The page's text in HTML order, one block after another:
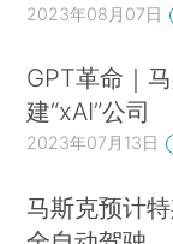
2023年08月07日
GPT革命｜
建“xAI”公司
2023年07月13日
马斯克预计